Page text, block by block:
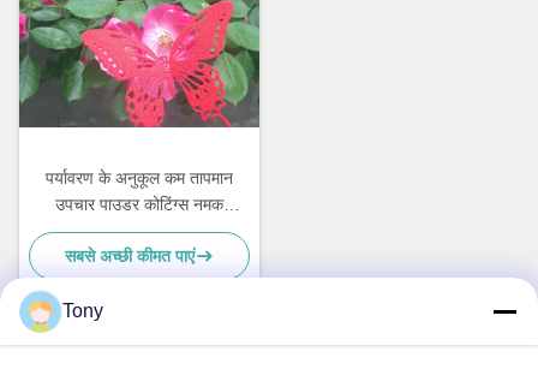
पर्यावरण के अनुकूल कम तापमान
उपचार पाउडर कोटिंग्स नमक
छिड़काव प्रतिरोध
सबसे अच्छी कीमत पाएं
Tony